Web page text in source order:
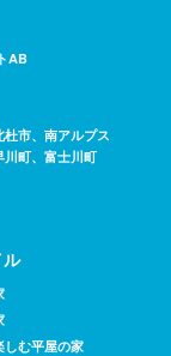
AB
市、南アルプス
川町、富士川町
しむ平屋の家